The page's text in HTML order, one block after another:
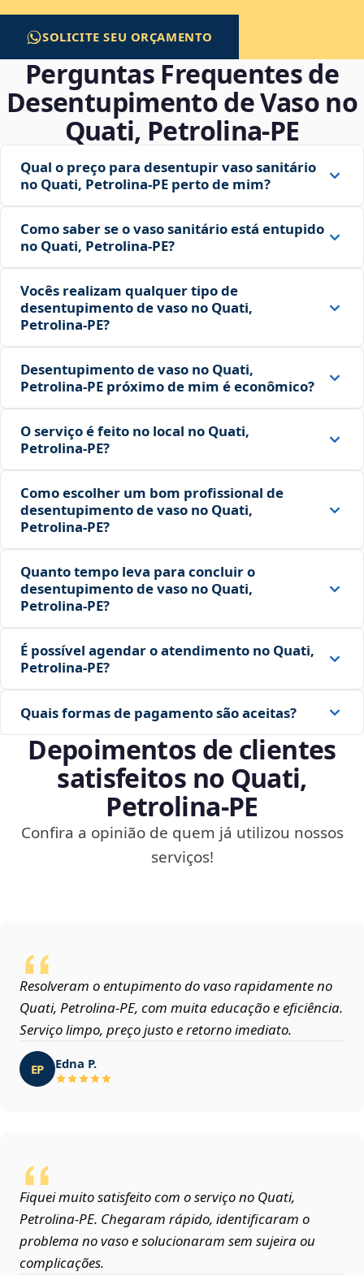
SOLICITE SEU ORÇAMENTO
Perguntas Frequentes de
Desentupimento de Vaso no
Quati, Petrolina‑PE
Qual o preço para desentupir vaso sanitário
no Quati, Petrolina‑PE perto de mim?
Como saber se o vaso sanitário está entupido
no Quati, Petrolina‑PE?
Vocês realizam qualquer tipo de
desentupimento de vaso no Quati,
Petrolina‑PE?
Desentupimento de vaso no Quati,
Petrolina‑PE próximo de mim é econômico?
O serviço é feito no local no Quati,
Petrolina‑PE?
Como escolher um bom profissional de
desentupimento de vaso no Quati,
Petrolina‑PE?
Quanto tempo leva para concluir o
desentupimento de vaso no Quati,
Petrolina‑PE?
É possível agendar o atendimento no Quati,
Petrolina‑PE?
Quais formas de pagamento são aceitas?
Depoimentos de clientes
satisfeitos no Quati,
Petrolina‑PE
Confira a opinião de quem já utilizou nossos
serviços!
Resolveram o entupimento do vaso rapidamente no
Quati, Petrolina‑PE, com muita educação e eficiência.
Serviço limpo, preço justo e retorno imediato.
EP Edna P.
Fiquei muito satisfeito com o serviço no Quati,
Petrolina‑PE. Chegaram rápido, identificaram o
problema no vaso e solucionaram sem sujeira ou
complicações.